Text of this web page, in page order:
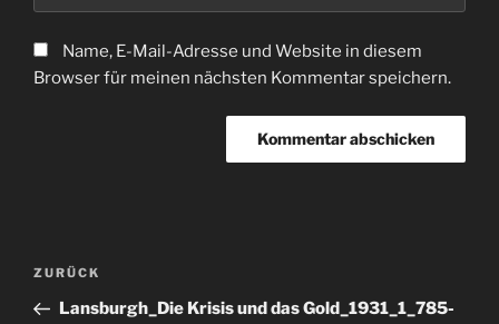
Name, E-Mail-Adresse und Website in diesem
Browser für meinen nächsten Kommentar speichern.
Beitragsnavigation
Vorheriger
Beitrag
ZURÜCK
Lansburgh_Die Krisis und das Gold_1931_1_785-